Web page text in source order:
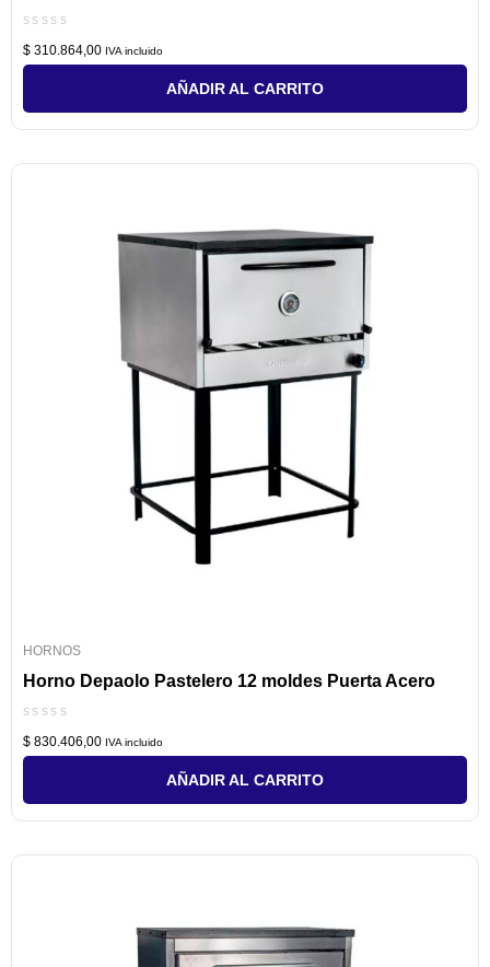
con
0
$ 310.864,00 IVA incluido
AÑADIR AL CARRITO
HORNOS
Horno Depaolo Pastelero 12 moldes Puerta Acero
con
0
$ 830.406,00 IVA incluido
AÑADIR AL CARRITO